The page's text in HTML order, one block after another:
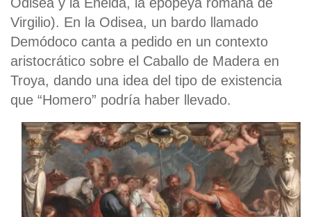
Virgilio). En la Odisea, un bardo llamado
Demódoco canta a pedido en un contexto
aristocrático sobre el Caballo de Madera en
Troya, dando una idea del tipo de existencia
que “Homero” podría haber llevado.